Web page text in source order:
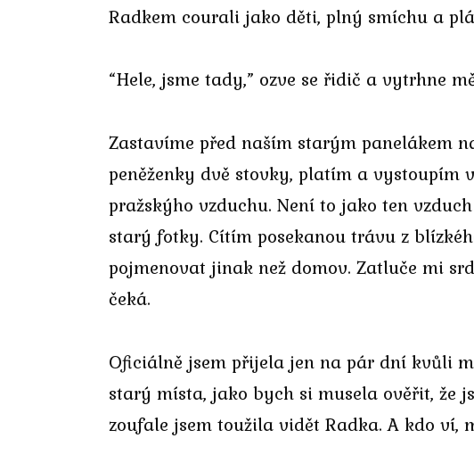
Radkem courali jako děti, plný smíchu a
“Hele, jsme tady,” ozve se řidič a vytrhne
Zastavíme před naším starým panelákem
peněženky dvě stovky, platím a
pražskýho vzduchu. Není to jako ten
starý fotky. Cítím posekanou trávu z
pojmenovat jinak než domov. Zatluče mi
čeká.
Oficiálně jsem přijela jen na pár dní kvůli
starý místa, jako bych si musela ověřit, že
zoufale jsem toužila vidět Radka. A kdo ví,